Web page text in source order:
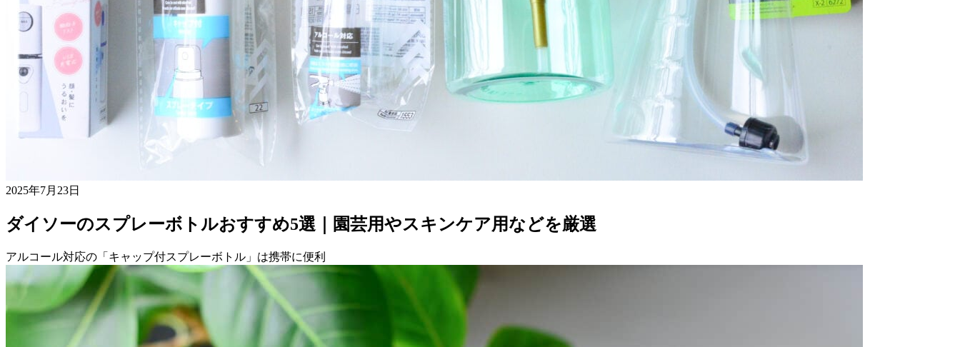
2025年7月23日
ダイソーのスプレーボトルおすすめ5選｜園芸用やスキンケア用などを厳選
アルコール対応の「キャップ付スプレーボトル」は携帯に便利